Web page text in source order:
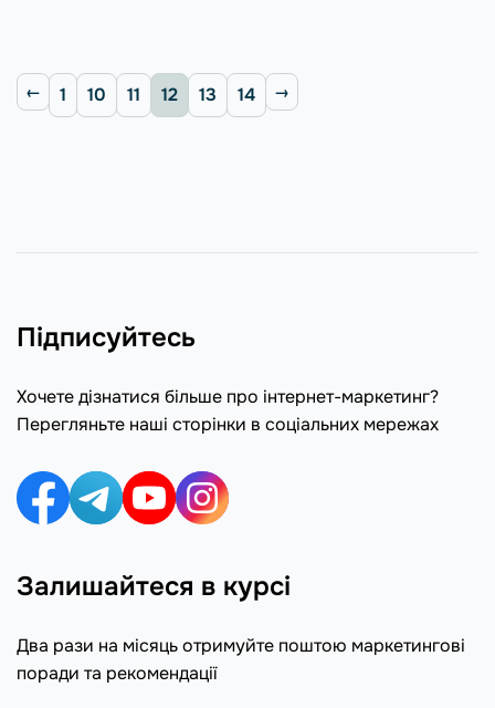
1 10 11 12 13 14
Підписуйтесь
Хочете дізнатися більше про інтернет-маркетинг?
Перегляньте наші сторінки в соціальних мережах
Залишайтеся в курсі
Два рази на місяць отримуйте поштою маркетингові
поради та рекомендації